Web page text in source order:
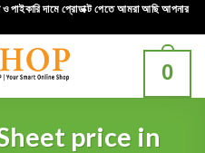
দামে প্রোডাক্ট পেতে আমরা আছি আপনার
0
price in